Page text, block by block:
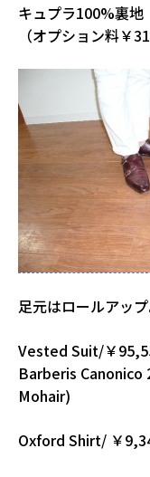
キュプラ100%裏地
（オプション料￥
足元はロールアップ
Vested Suit/￥
Barberis Canonico
Mohair)
Oxford Shirt/ ￥